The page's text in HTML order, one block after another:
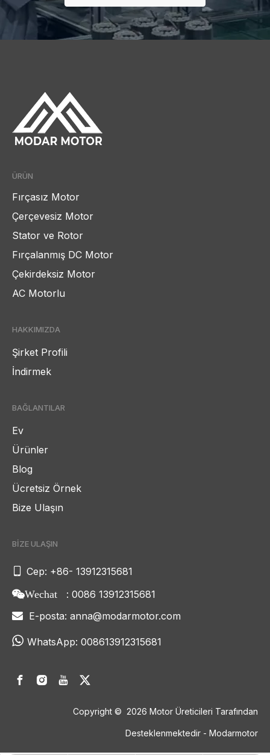
ÜRÜN
Fırçasız Motor
Çerçevesiz Motor
Stator ve Rotor
Fırçalanmış DC Motor
Çekirdeksiz Motor
AC Motorlu
HAKKIMIZDA
Şirket Profili
İndirmek
BAĞLANTILAR
Ev
Ürünler
Blog
Ücretsiz Örnek
Bize Ulaşın
BİZE ULAŞIN
 Cep: +86- 13912315681
Wechat : 0086 13912315681
 E-posta: anna@modarmotor.com
 WhatsApp: 008613912315681
Copyright © 2026 Motor Üreticileri Tarafından
Desteklenmektedir - Modarmotor